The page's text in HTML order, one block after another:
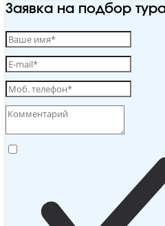
Заявка на подбор